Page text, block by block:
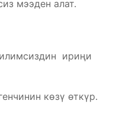
мээден алат.
ириңи
көзү өткүр.